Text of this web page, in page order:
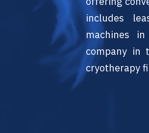
includes
machines
company in
cryotherapy